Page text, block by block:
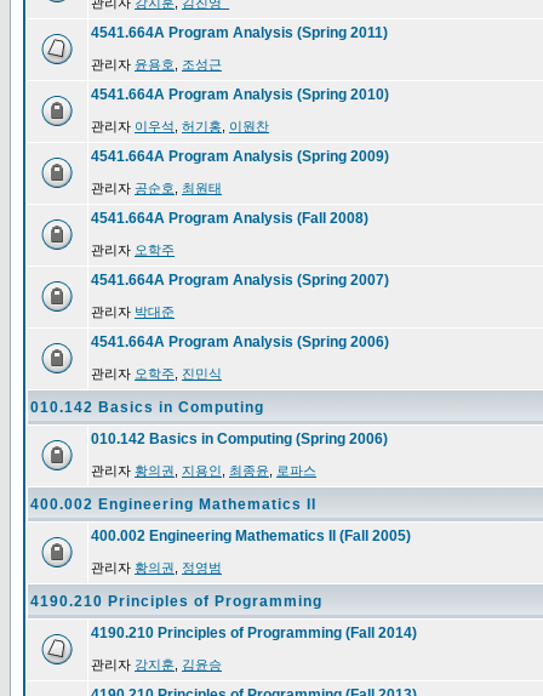
4541.664A Program Analysis (Spring 2011)
관리자 윤용호 조성근
4541.664A Program Analysis (Spring 2010)
관리자 이우석 허기홍 이원찬
4541.664A Program Analysis (Spring 2009)
관리자 공순호 최원태
4541.664A Program Analysis (Fall 2008)
관리자 오학주
4541.664A Program Analysis (Spring 2007)
관리자 박대준
4541.664A Program Analysis (Spring 2006)
관리자 오학주 진민식
010.142 Basics in Computing
010.142 Basics in Computing (Spring 2006)
관리자 황의권 지용인 최종윤 로파스
400.002 Engineering Mathematics II
400.002 Engineering Mathematics II (Fall 2005)
관리자 황의권 정영범
4190.210 Principles of Programming
4190.210 Principles of Programming (Fall 2014)
관리자 강지훈 김윤승